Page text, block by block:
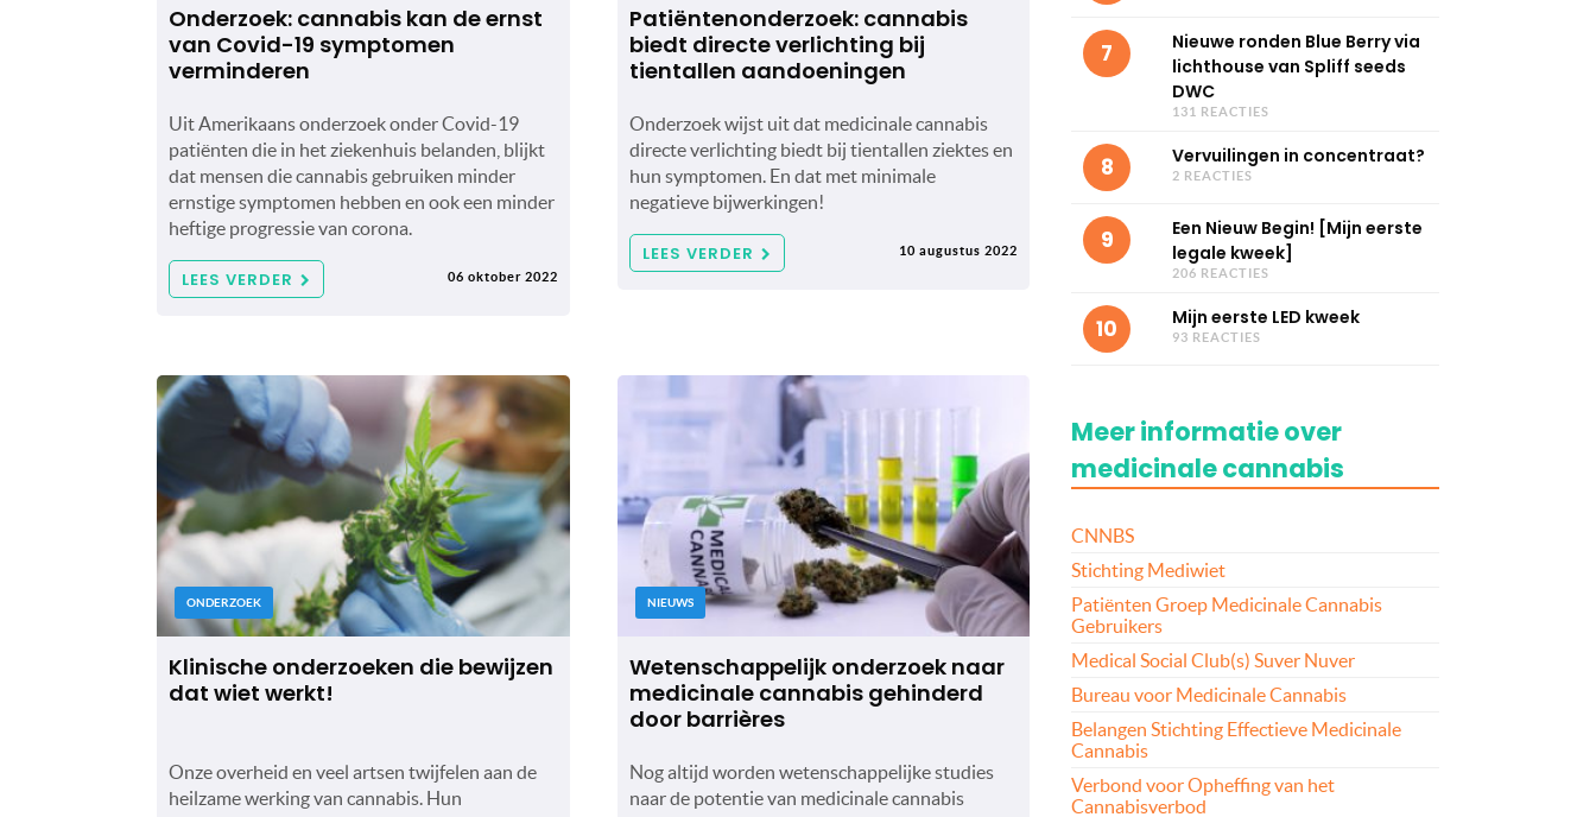
Onderzoek: cannabis kan de ernst
van Covid-19 symptomen
verminderen
Uit Amerikaans onderzoek onder Covid-19
patiënten die in het ziekenhuis belanden, blijkt
dat mensen die cannabis gebruiken minder
ernstige symptomen hebben en ook een minder
heftige progressie van corona.
LEES VERDER 06 oktober 2022
Patiëntenonderzoek: cannabis
biedt directe verlichting bij
tientallen aandoeningen
Onderzoek wijst uit dat medicinale cannabis
directe verlichting biedt bij tientallen ziektes en
hun symptomen. En dat met minimale
negatieve bijwerkingen!
LEES VERDER 10 augustus 2022
ONDERZOEK
Klinische onderzoeken die bewijzen
dat wiet werkt!
Onze overheid en veel artsen twijfelen aan de
heilzame werking van cannabis. Hun
NIEUWS
Wetenschappelijk onderzoek naar
medicinale cannabis gehinderd
door barrières
Nog altijd worden wetenschappelijke studies
naar de potentie van medicinale cannabis
7
Nieuwe ronden Blue Berry via
lichthouse van Spliff seeds
DWC
131 REACTIES
8 Vervuilingen in concentraat?
2 REACTIES
9
Een Nieuw Begin! [Mijn eerste
legale kweek]
206 REACTIES
10 Mijn eerste LED kweek
93 REACTIES
Meer informatie over
medicinale cannabis
CNNBS
Stichting Mediwiet
Patiënten Groep Medicinale Cannabis
Gebruikers
Medical Social Club(s) Suver Nuver
Bureau voor Medicinale Cannabis
Belangen Stichting Effectieve Medicinale
Cannabis
Verbond voor Opheffing van het
Cannabisverbod